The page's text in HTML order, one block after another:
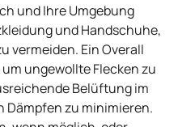
und Ihre Umgebung
und Handschuhe,
vermeiden. Ein Overall
ungewollte Flecken zu
Belüftung im
Dämpfen zu minimieren.